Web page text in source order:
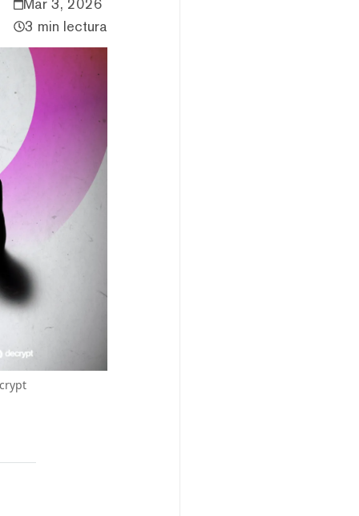
Mar 3, 2026
3 min lectura